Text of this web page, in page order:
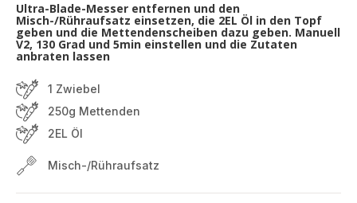
Ultra-Blade-Messer entfernen und den
Misch-/Rühraufsatz einsetzen, die 2EL Öl in den Topf
geben und die Mettendenscheiben dazu geben. Manuell
V2, 130 Grad und 5min einstellen und die Zutaten
anbraten lassen
1 Zwiebel
250g Mettenden
2EL Öl
Misch-/Rühraufsatz